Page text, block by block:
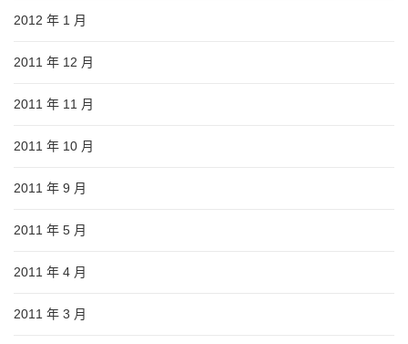
2012 年 1 月
2011 年 12 月
2011 年 11 月
2011 年 10 月
2011 年 9 月
2011 年 5 月
2011 年 4 月
2011 年 3 月